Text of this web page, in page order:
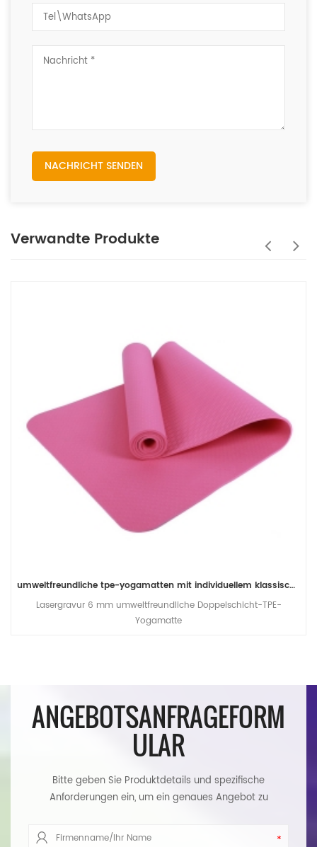
NACHRICHT SENDEN
Verwandte Produkte
umweltfreundliche tpe-yogamatten mit individuellem klassischem druck
Lasergravur 6 mm umweltfreundliche Doppelschicht-TPE-
Yogamatte
ANGEBOTSANFRAGEFORM
ULAR
Bitte geben Sie Produktdetails und spezifische
Anforderungen ein, um ein genaues Angebot zu
antworten.